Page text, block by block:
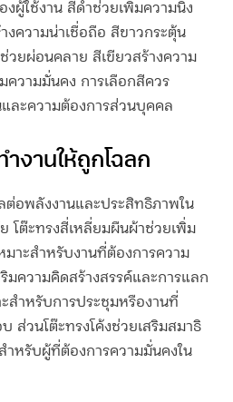
ผู้ใช้งาน สีดำช่วยเพิ่มความนิ่ง
งความน่าเชื่อถือ สีขาวกระตุ้น
วยผ่อนคลาย สีเขียวสร้างความ
ความมั่นคง การเลือกสีควร
ละความต้องการส่วนบุคคล
ำงานให้ถูกโฉลก
ต่อพลังงานและประสิทธิภาพใน
โต๊ะทรงสี่เหลี่ยมผืนผ้าช่วยเพิ่ม
าะสำหรับงานที่ต้องการความ
มความคิดสร้างสรรค์และการแลก
สำหรับการประชุมหรืองานที่
ส่วนโต๊ะทรงโค้งช่วยเสริมสมาธิ
ำหรับผู้ที่ต้องการความมั่นคงใน